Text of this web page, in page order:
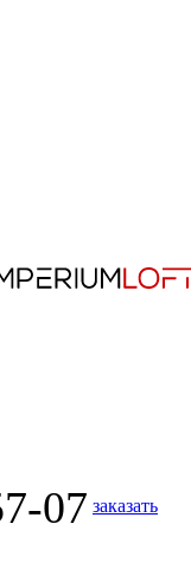
07 заказать